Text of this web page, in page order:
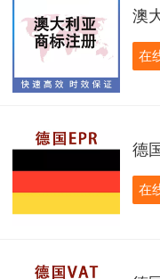
澳
在
德
在